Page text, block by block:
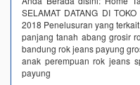
SELAMAT DATANG DI
2018 Penelusuran yang
panjang tanah abang grosir
bandung rok jeans payung
anak perempuan rok jeans
payung